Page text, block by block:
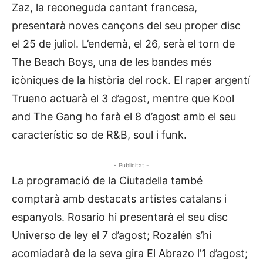
Zaz, la reconeguda cantant francesa,
presentarà noves cançons del seu proper disc
el 25 de juliol. L’endemà, el 26, serà el torn de
The Beach Boys, una de les bandes més
icòniques de la història del rock. El raper argentí
Trueno actuarà el 3 d’agost, mentre que Kool
and The Gang ho farà el 8 d’agost amb el seu
característic so de R&B, soul i funk.
- Publicitat -
La programació de la Ciutadella també
comptarà amb destacats artistes catalans i
espanyols. Rosario hi presentarà el seu disc
Universo de ley el 7 d’agost; Rozalén s’hi
acomiadarà de la seva gira El Abrazo l’1 d’agost;